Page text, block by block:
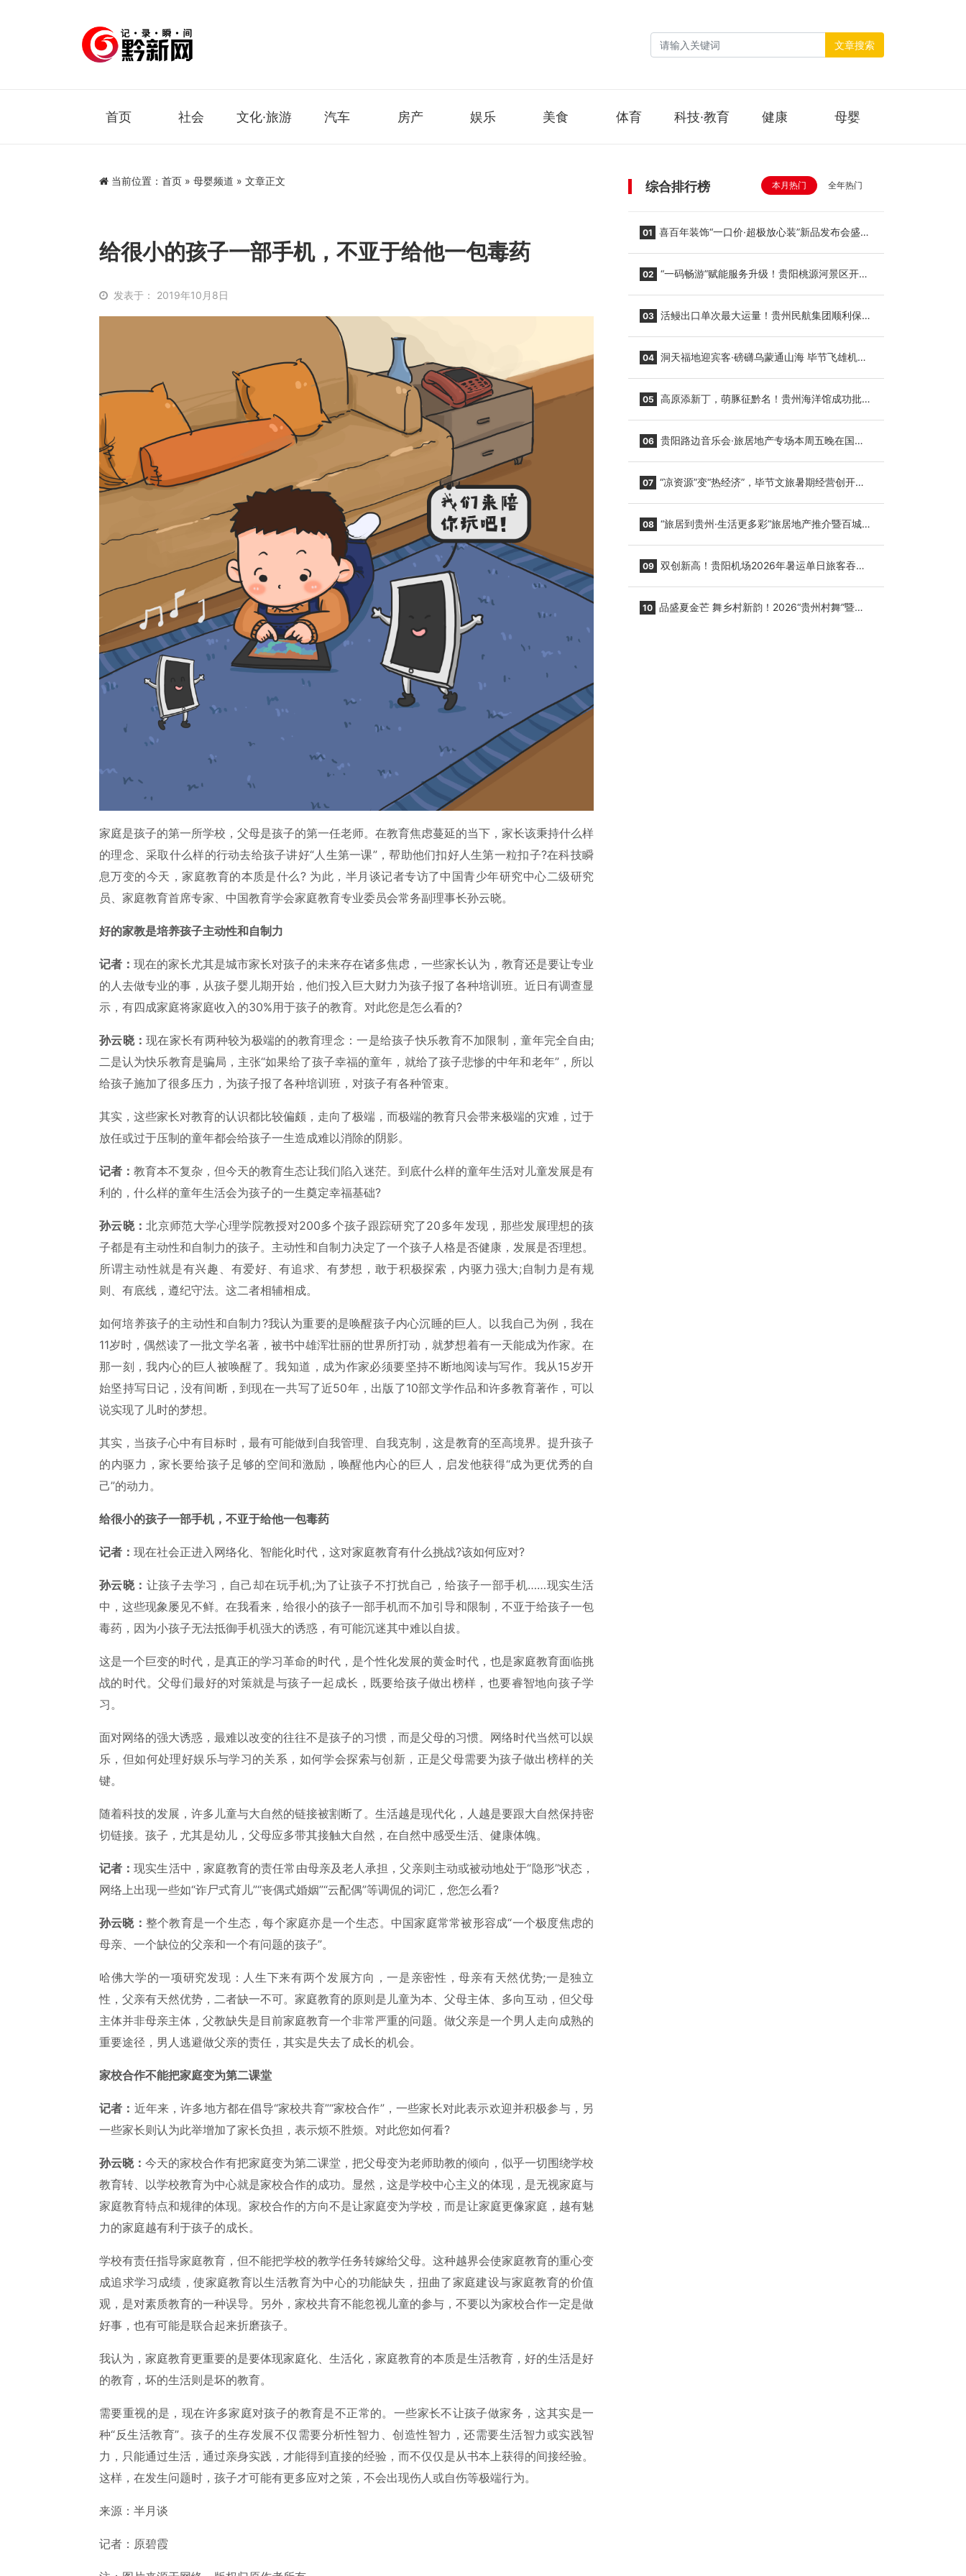
文章搜索
首页 社会 文化·旅游 汽车 房产 娱乐 美食 体育 科技·教育 健康 母婴
当前位置： 首页 » 母婴频道 » 文章正文
给很小的孩子一部手机，不亚于给他一包毒药
发表于： 2019年10月8日
家庭是孩子的第一所学校，父母是孩子的第一任老师。在教育焦虑蔓延的当下，家长该秉持什么样
的理念、采取什么样的行动去给孩子讲好“人生第一课”，帮助他们扣好人生第一粒扣子?在科技瞬
息万变的今天，家庭教育的本质是什么? 为此，半月谈记者专访了中国青少年研究中心二级研究
员、家庭教育首席专家、中国教育学会家庭教育专业委员会常务副理事长孙云晓。
好的家教是培养孩子主动性和自制力
记者： 现在的家长尤其是城市家长对孩子的未来存在诸多焦虑，一些家长认为，教育还是要让专业
的人去做专业的事，从孩子婴儿期开始，他们投入巨大财力为孩子报了各种培训班。近日有调查显
示，有四成家庭将家庭收入的30%用于孩子的教育。对此您是怎么看的?
孙云晓：现在家长有两种较为极端的的教育理念：一是给孩子快乐教育不加限制，童年完全自由;
二是认为快乐教育是骗局，主张“如果给了孩子幸福的童年，就给了孩子悲惨的中年和老年”，所以
给孩子施加了很多压力，为孩子报了各种培训班，对孩子有各种管束。
其实，这些家长对教育的认识都比较偏颇，走向了极端，而极端的教育只会带来极端的灾难，过于
放任或过于压制的童年都会给孩子一生造成难以消除的阴影。
记者： 教育本不复杂，但今天的教育生态让我们陷入迷茫。到底什么样的童年生活对儿童发展是有
利的，什么样的童年生活会为孩子的一生奠定幸福基础?
孙云晓：北京师范大学心理学院教授对200多个孩子跟踪研究了20多年发现，那些发展理想的孩
子都是有主动性和自制力的孩子。主动性和自制力决定了一个孩子人格是否健康，发展是否理想。
所谓主动性就是有兴趣、有爱好、有追求、有梦想，敢于积极探索，内驱力强大;自制力是有规
则、有底线，遵纪守法。这二者相辅相成。
如何培养孩子的主动性和自制力?我认为重要的是唤醒孩子内心沉睡的巨人。以我自己为例，我在
11岁时，偶然读了一批文学名著，被书中雄浑壮丽的世界所打动，就梦想着有一天能成为作家。在
那一刻，我内心的巨人被唤醒了。我知道，成为作家必须要坚持不断地阅读与写作。我从15岁开
始坚持写日记，没有间断，到现在一共写了近50年，出版了10部文学作品和许多教育著作，可以
说实现了儿时的梦想。
其实，当孩子心中有目标时，最有可能做到自我管理、自我克制，这是教育的至高境界。提升孩子
的内驱力，家长要给孩子足够的空间和激励，唤醒他内心的巨人，启发他获得“成为更优秀的自
己”的动力。
给很小的孩子一部手机，不亚于给他一包毒药
记者： 现在社会正进入网络化、智能化时代，这对家庭教育有什么挑战?该如何应对?
孙云晓： 让孩子去学习，自己却在玩手机;为了让孩子不打扰自己，给孩子一部手机……现实生活
中，这些现象屡见不鲜。在我看来，给很小的孩子一部手机而不加引导和限制，不亚于给孩子一包
毒药，因为小孩子无法抵御手机强大的诱惑，有可能沉迷其中难以自拔。
这是一个巨变的时代，是真正的学习革命的时代，是个性化发展的黄金时代，也是家庭教育面临挑
战的时代。父母们最好的对策就是与孩子一起成长，既要给孩子做出榜样，也要睿智地向孩子学
习。
面对网络的强大诱惑，最难以改变的往往不是孩子的习惯，而是父母的习惯。网络时代当然可以娱
乐，但如何处理好娱乐与学习的关系，如何学会探索与创新，正是父母需要为孩子做出榜样的关
键。
随着科技的发展，许多儿童与大自然的链接被割断了。生活越是现代化，人越是要跟大自然保持密
切链接。孩子，尤其是幼儿，父母应多带其接触大自然，在自然中感受生活、健康体魄。
记者：现实生活中，家庭教育的责任常由母亲及老人承担，父亲则主动或被动地处于“隐形”状态，
网络上出现一些如“诈尸式育儿”“丧偶式婚姻”“云配偶”等调侃的词汇，您怎么看?
孙云晓： 整个教育是一个生态，每个家庭亦是一个生态。中国家庭常常被形容成“一个极度焦虑的
母亲、一个缺位的父亲和一个有问题的孩子”。
哈佛大学的一项研究发现：人生下来有两个发展方向，一是亲密性，母亲有天然优势;一是独立
性，父亲有天然优势，二者缺一不可。家庭教育的原则是儿童为本、父母主体、多向互动，但父母
主体并非母亲主体，父教缺失是目前家庭教育一个非常严重的问题。做父亲是一个男人走向成熟的
重要途径，男人逃避做父亲的责任，其实是失去了成长的机会。
家校合作不能把家庭变为第二课堂
记者： 近年来，许多地方都在倡导“家校共育”“家校合作”，一些家长对此表示欢迎并积极参与，另
一些家长则认为此举增加了家长负担，表示烦不胜烦。对此您如何看?
孙云晓： 今天的家校合作有把家庭变为第二课堂，把父母变为老师助教的倾向，似乎一切围绕学校
教育转、以学校教育为中心就是家校合作的成功。显然，这是学校中心主义的体现，是无视家庭与
家庭教育特点和规律的体现。家校合作的方向不是让家庭变为学校，而是让家庭更像家庭，越有魅
力的家庭越有利于孩子的成长。
学校有责任指导家庭教育，但不能把学校的教学任务转嫁给父母。这种越界会使家庭教育的重心变
成追求学习成绩，使家庭教育以生活教育为中心的功能缺失，扭曲了家庭建设与家庭教育的价值
观，是对素质教育的一种误导。另外，家校共育不能忽视儿童的参与，不要以为家校合作一定是做
好事，也有可能是联合起来折磨孩子。
我认为，家庭教育更重要的是要体现家庭化、生活化，家庭教育的本质是生活教育，好的生活是好
的教育，坏的生活则是坏的教育。
需要重视的是，现在许多家庭对孩子的教育是不正常的。一些家长不让孩子做家务，这其实是一
种“反生活教育”。孩子的生存发展不仅需要分析性智力、创造性智力，还需要生活智力或实践智
力，只能通过生活，通过亲身实践，才能得到直接的经验，而不仅仅是从书本上获得的间接经验。
这样，在发生问题时，孩子才可能有更多应对之策，不会出现伤人或自伤等极端行为。
来源：半月谈
记者：原碧霞
综合排行榜 本月热门 全年热门
01 喜百年装饰“一口价·超极放心装”新品发布会盛大
02 “一码畅游”赋能服务升级！贵阳桃源河景区开
03 活鳗出口单次最大运量！贵州民航集团顺利保障
04 洞天福地迎宾客·磅礴乌蒙通山海 毕节飞雄机场
05 高原添新丁，萌豚征黔名！贵州海洋馆成功批量
06 贵阳路边音乐会·旅居地产专场本周五晚在国际
07 “凉资源”变“热经济”，毕节文旅暑期经营创开门
08 “旅居到贵州·生活更多彩”旅居地产推介暨百城千
09 双创新高！贵阳机场2026年暑运单日旅客吞吐
10 品盛夏金芒 舞乡村新韵！2026“贵州村舞”暨望